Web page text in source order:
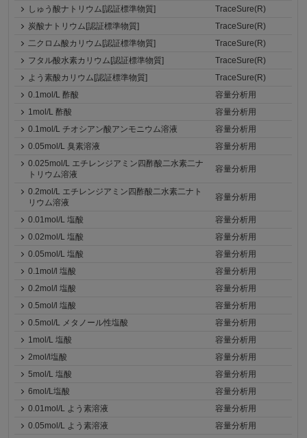
しゅう酸ナトリウム[認証標準物質]
TraceSure(R)
炭酸ナトリウム[認証標準物質]
TraceSure(R)
二クロム酸カリウム[認証標準物質]
TraceSure(R)
フタル酸水素カリウム[認証標準物質]
TraceSure(R)
よう素酸カリウム[認証標準物質]
TraceSure(R)
0.1mol/L 酢酸
容量分析用
1mol/L 酢酸
容量分析用
0.1mol/L チオシアン酸アンモニウム溶液
容量分析用
0.05mol/L 臭素溶液
容量分析用
0.025mol/L エチレンジアミン四酢酸二水素二ナ
トリウム溶液
容量分析用
0.2mol/L エチレンジアミン四酢酸二水素二ナト
リウム溶液
容量分析用
0.01mol/L 塩酸
容量分析用
0.02mol/L 塩酸
容量分析用
0.05mol/L 塩酸
容量分析用
0.1mol/l 塩酸
容量分析用
0.2mol/l 塩酸
容量分析用
0.5mol/l 塩酸
容量分析用
0.5mol/L メタノール性塩酸
容量分析用
1mol/L 塩酸
容量分析用
2mol/l塩酸
容量分析用
5mol/L 塩酸
容量分析用
6mol/L塩酸
容量分析用
0.01mol/L よう素溶液
容量分析用
0.05mol/L よう素溶液
容量分析用